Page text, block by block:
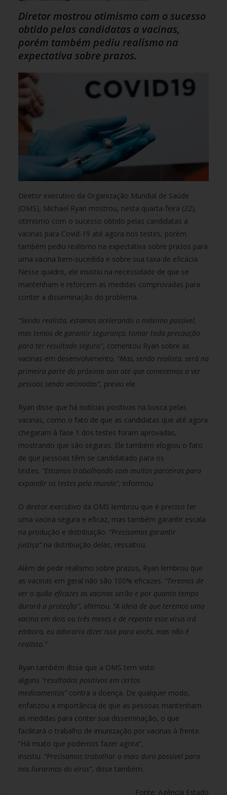
Diretor mostrou otimismo com o sucesso
obtido pelas candidatas a vacinas,
porém também pediu realismo na
expectativa sobre prazos.
Diretor executivo da Organização Mundial de Saúde
(OMS), Michael Ryan mostrou, nesta quarta-feira (22),
otimismo com o sucesso obtido pelas candidatas a
vacinas para Covid-19 até agora nos testes, porém
também pediu realismo na expectativa sobre prazos para
uma vacina bem-sucedida e sobre sua taxa de eficácia.
Nesse quadro, ele insistiu na necessidade de que se
mantenham e reforcem as medidas comprovadas para
conter a disseminação do problema.
“Sendo realista, estamos acelerando o máximo possível,
mas temos de garantir segurança, tomar toda precaução
para ter resultado seguro”, comentou Ryan sobre as
vacinas em desenvolvimento. “Mas, sendo realista, será na
primeira parte do próximo ano até que comecemos a ver
pessoas sendo vacinadas”, previu ele.
Ryan disse que há notícias positivas na busca pelas
vacinas, como o fato de que as candidatas que até agora
chegaram à fase 1 dos testes foram aprovadas,
mostrando que são seguras. Ele também elogiou o fato
de que pessoas têm se candidatado para os
testes. “Estamos trabalhando com muitos parceiros para
expandir os testes pelo mundo”, informou.
O diretor executivo da OMS lembrou que é preciso ter
uma vacina segura e eficaz, mas também garantir escala
na produção e distribuição. “Precisamos garantir
justiça”na distribuição delas, ressaltou.
Além de pedir realismo sobre prazos, Ryan lembrou que
as vacinas em geral não são 100% eficazes. “Teremos de
ver o quão eficazes as vacinas serão e por quanto tempo
durará a proteção”, afirmou. “A ideia de que teremos uma
vacina em dois ou três meses e de repente esse vírus irá
embora, eu adoraria dizer isso para vocês, mas não é
realista.”
Ryan também disse que a OMS tem visto
alguns “resultados positivos em certos
medicamentos”contra a doença. De qualquer modo,
enfatizou a importância de que as pessoas mantenham
as medidas para conter sua disseminação, o que
facilitará o trabalho de imunização por vacinas à frente.
“Há muito que podemos fazer agora”,
insistiu. “Precisamos trabalhar o mais duro possível para
nos livrarmos do vírus”, disse também.
Fonte: Agência Estado